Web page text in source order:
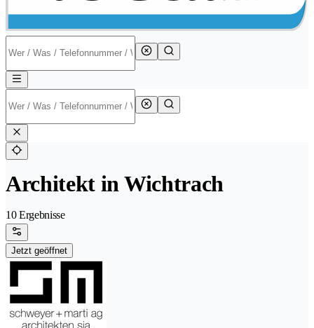
Architekt in Wichtrach
10 Ergebnisse
Jetzt geöffnet